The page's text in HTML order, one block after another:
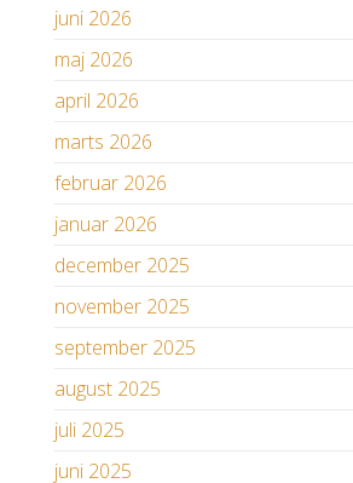
juni 2026
maj 2026
april 2026
marts 2026
februar 2026
januar 2026
december 2025
november 2025
september 2025
august 2025
juli 2025
juni 2025